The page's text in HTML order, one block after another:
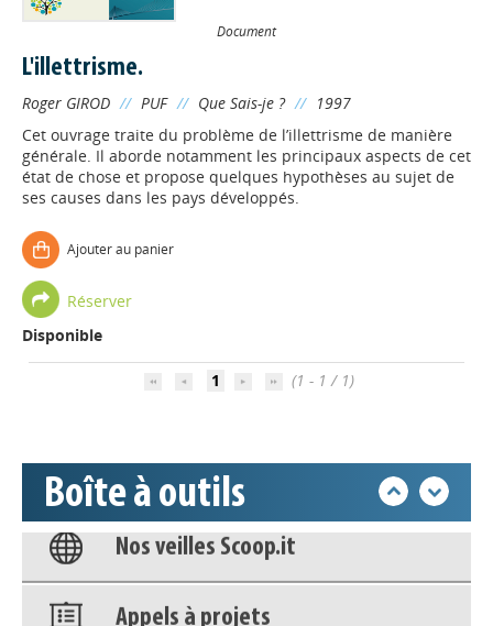
Document
L'illettrisme.
Roger GIROD // PUF // Que Sais-je ? // 1997
Cet ouvrage traite du problème de l’illettrisme de manière
générale. Il aborde notamment les principaux aspects de cet
état de chose et propose quelques hypothèses au sujet de
ses causes dans les pays développés.
Ajouter au panier
Réserver
Disponible
1 (1 - 1 / 1)
Boîte à outils
Appels à projets
Déposer une actu !
Accéder à son compte - (Se
Base documentaire
Nos veilles Scoop.it
Appels à projets